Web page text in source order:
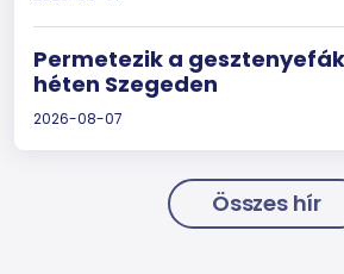
Permetezik a
héten Szegeden
2026-08-07
Összes hír